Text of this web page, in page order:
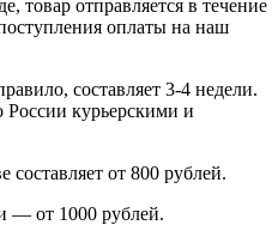
товар отправляется в течение
оплаты на наш
составляет 3-4 недели.
курьерскими и
от 800 рублей.
— от 1000 рублей.